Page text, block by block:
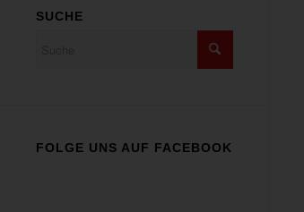
SUCHE
FOLGE UNS AUF FACEBOOK